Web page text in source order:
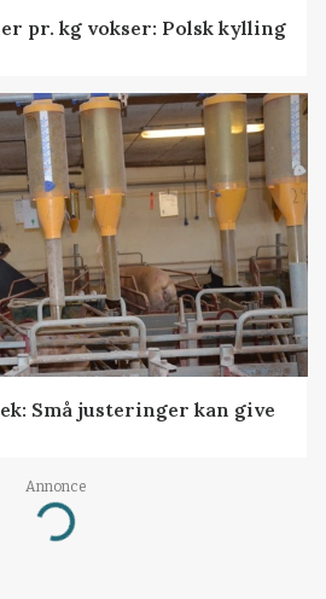
pr. kg vokser: Polsk kylling
Små justeringer kan give
Annonce
Loading...